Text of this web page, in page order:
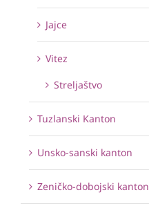
Jajce
Vitez
Streljaštvo
Tuzlanski Kanton
Unsko-sanski kanton
Zeničko-dobojski kanton